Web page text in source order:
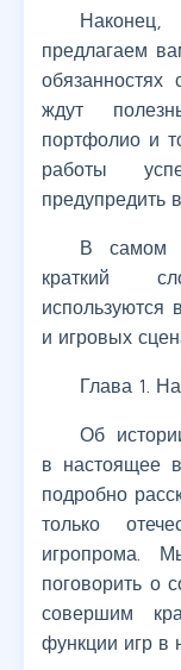
предлагаем
ждут
портфолио и
работы
предупредить
В самом
краткий
используются
и игровых
Глава 1.
Об
в настоящее
подробно
только
игропрома.
поговорить о
совершим
функции игр в